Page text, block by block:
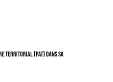
territorial (PAT) dans sa